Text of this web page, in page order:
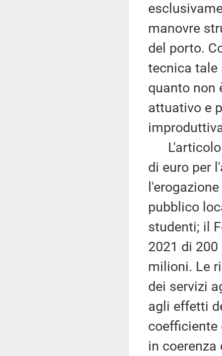
manovre
del porto.
tecnica tale
quanto non
attuativo e
L'articolo
di euro per
pubblico
studenti; il
2021 di
milioni. Le
dei servizi
agli effetti
coefficiente
in